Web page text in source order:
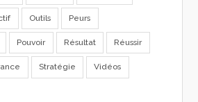
Outils Peurs
Pouvoir Résultat Réussir
Stratégie Vidéos